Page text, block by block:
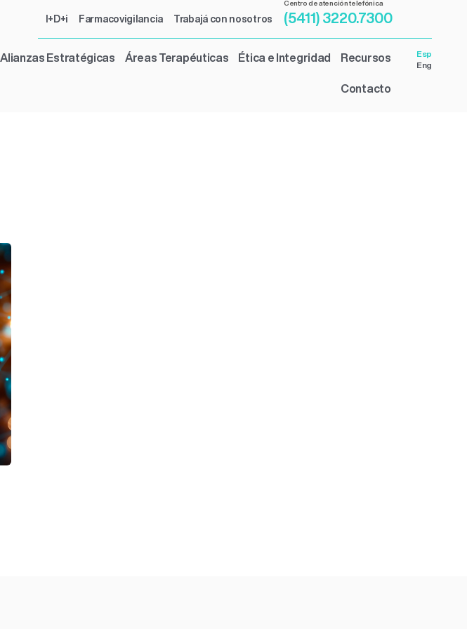
I+D+i Farmacovigilancia Trabajá con nosotros
Centro de atención telefónica
(5411) 3220.7300
Alianzas Estratégicas Áreas Terapéuticas Ética e Integridad Recursos
Contacto
Esp
Eng